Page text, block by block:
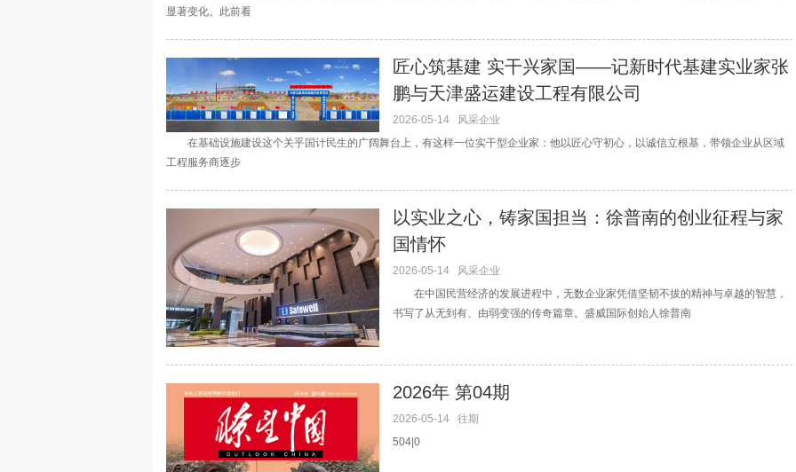
显著变化。此前看
匠心筑基建 实干兴家国——记新时代基建实业家张
鹏与天津盛运建设工程有限公司
2026-05-14
风采企业
在基础设施建设这个关乎国计民生的广阔舞台上，有这样一位实干型企业家：他以匠心守初心，以诚信立根基，带领企业从区域
工程服务商逐步
以实业之心，铸家国担当：徐普南的创业征程与家
国情怀
2026-05-14
风采企业
在中国民营经济的发展进程中，无数企业家凭借坚韧不拔的精神与卓越的智慧，
书写了从无到有、由弱变强的传奇篇章。盛威国际创始人徐普南
2026年 第04期
2026-05-14
往期
504|0